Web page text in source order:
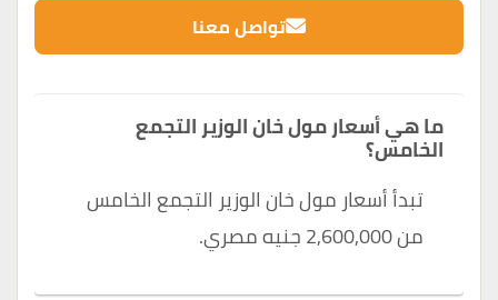
تواصل معنا
ما هي أسعار مول خان الوزير التجمع
الخامس؟
تبدأ أسعار مول خان الوزير التجمع الخامس
من 2,600,000 جنيه مصري.